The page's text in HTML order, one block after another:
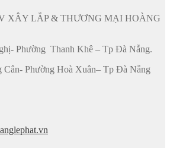
XÂY LẮP & THƯƠNG MẠI HOÀNG
Phường Thanh Khê – Tp Đà Nẵng.
Cân- Phường Hoà Xuân– Tp Đà Nẵng